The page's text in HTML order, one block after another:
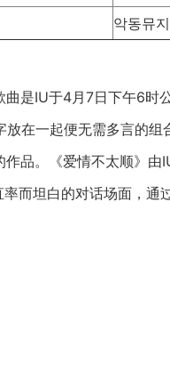
악동뮤
是​IU于4月7日下午6时
在一起便无需多言的
品。《爱情不太顺》
而坦白的对话场面，通